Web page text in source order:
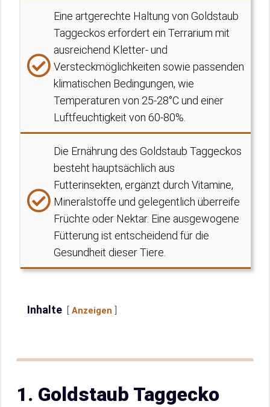
Eine artgerechte Haltung von Goldstaub
Taggeckos erfordert ein Terrarium mit
ausreichend Kletter- und
Versteckmöglichkeiten sowie passenden
klimatischen Bedingungen, wie
Temperaturen von 25-28°C und einer
Luftfeuchtigkeit von 60-80%.
Die Ernährung des Goldstaub Taggeckos
besteht hauptsächlich aus
Futterinsekten, ergänzt durch Vitamine,
Mineralstoffe und gelegentlich überreife
Früchte oder Nektar. Eine ausgewogene
Fütterung ist entscheidend für die
Gesundheit dieser Tiere.
Inhalte Anzeigen
1. Goldstaub Taggecko